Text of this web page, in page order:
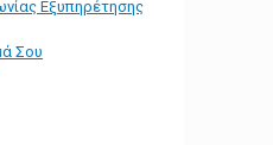
Εξυπηρέτησης
Σου